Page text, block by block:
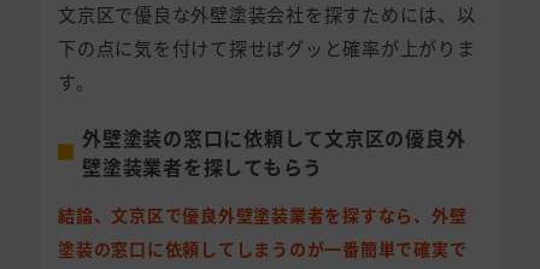
文京区で優良な外壁塗装会社を探すためには、以
下の点に気を付けて探せばグッと確率が上がりま
す。
外壁塗装の窓口に依頼して文京区の優良外
壁塗装業者を探してもらう
結論、文京区で優良外壁塗装業者を探すなら、外壁
塗装の窓口に依頼してしまうのが一番簡単で確実で